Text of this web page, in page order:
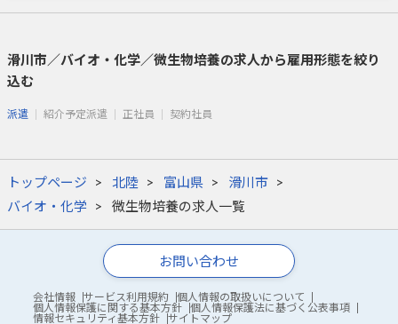
滑川市／バイオ・化学／微生物培養の求人から雇用形態を絞り
込む
派遣 紹介予定派遣 正社員 契約社員
トップページ 北陸 富山県
滑川市
バイオ・化学
微生物培養の求人一覧
お問い合わせ
会社情報 サービス利用規約
個人情報の取扱いについて
個人情報保護に関する基本方針
個人情報保護法に基づく公表事項
情報セキュリティ基本方針
サイトマップ